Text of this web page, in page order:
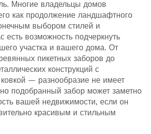
Многие владельцы домов
как продолжение ландшафтного
выбором стилей и
есть возможность подчеркнуть
участка и вашего дома. От
пикетных заборов до
конструкций с
— разнообразие не имеет
подобранный забор может заметно
вашей недвижимости, если он
красивым и стильным